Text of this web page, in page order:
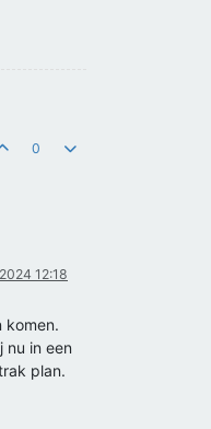
0
12:18
komen.
nu in een
plan.